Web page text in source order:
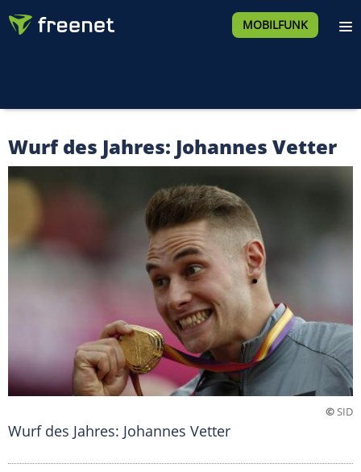
MOBILFUNK
Wurf des Jahres: Johannes Vetter
©SID
Wurf des Jahres: Johannes Vetter